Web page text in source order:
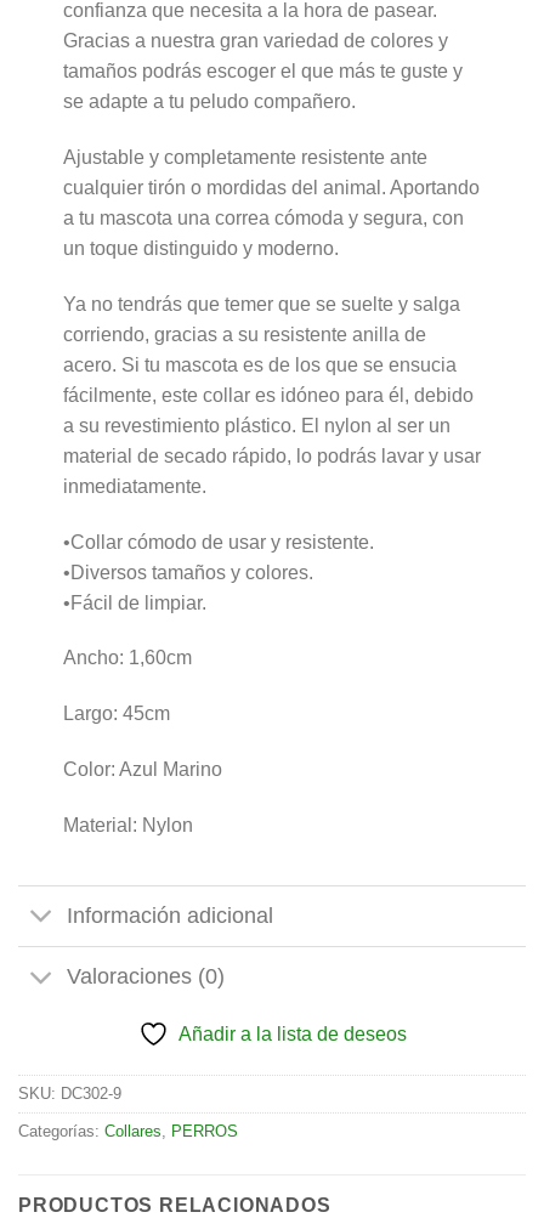
confianza que necesita a la hora de pasear.
Gracias a nuestra gran variedad de colores y
tamaños podrás escoger el que más te guste y
se adapte a tu peludo compañero.
Ajustable y completamente resistente ante
cualquier tirón o mordidas del animal. Aportando
a tu mascota una correa cómoda y segura, con
un toque distinguido y moderno.
Ya no tendrás que temer que se suelte y salga
corriendo, gracias a su resistente anilla de
acero. Si tu mascota es de los que se ensucia
fácilmente, este collar es idóneo para él, debido
a su revestimiento plástico. El nylon al ser un
material de secado rápido, lo podrás lavar y usar
inmediatamente.
•Collar cómodo de usar y resistente.
•Diversos tamaños y colores.
•Fácil de limpiar.
Ancho: 1,60cm
Largo: 45cm
Color: Azul Marino
Material: Nylon
Información adicional
Valoraciones (0)
Añadir a la lista de deseos
SKU: DC302-9
Categorías: Collares PERROS
PRODUCTOS RELACIONADOS